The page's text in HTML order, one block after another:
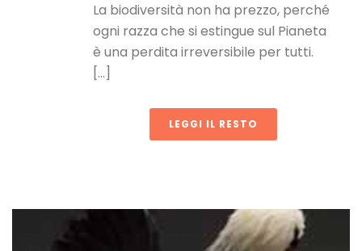
La biodiversità non ha prezzo, perché
ogni razza che si estingue sul Pianeta
è una perdita irreversibile per tutti.
[...]
LEGGI IL RESTO